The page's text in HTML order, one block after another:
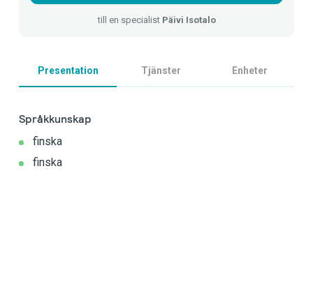
till en specialist Päivi Isotalo
Presentation Tjänster Enheter
Språkkunskap
finska
finska